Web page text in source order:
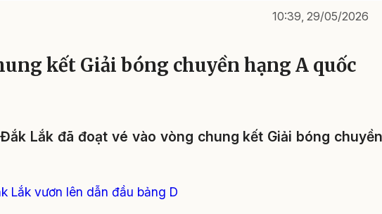
10:39, 29/05/2026
kết Giải bóng chuyền hạng A quốc
Lắk đã đoạt vé vào vòng chung kết Giải bóng chuyền
Lắk vươn lên dẫn đầu bảng D